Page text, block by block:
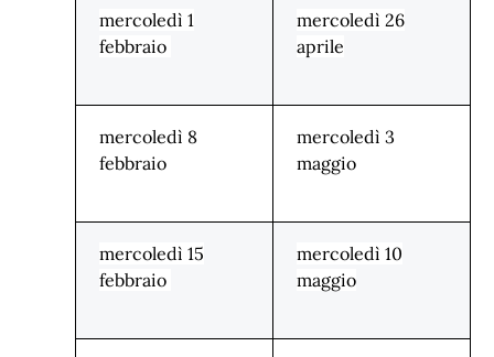
mercoledì 1
febbraio
mercoledì 26
aprile
mercoledì 8
febbraio
mercoledì 3
maggio
mercoledì 15
febbraio
mercoledì 10
maggio